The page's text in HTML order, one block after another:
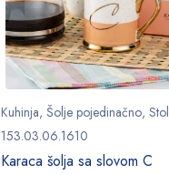
Kuhinja, Šolje pojedinačno, Stol
153.03.06.1610
Karaca šolja sa slovom C